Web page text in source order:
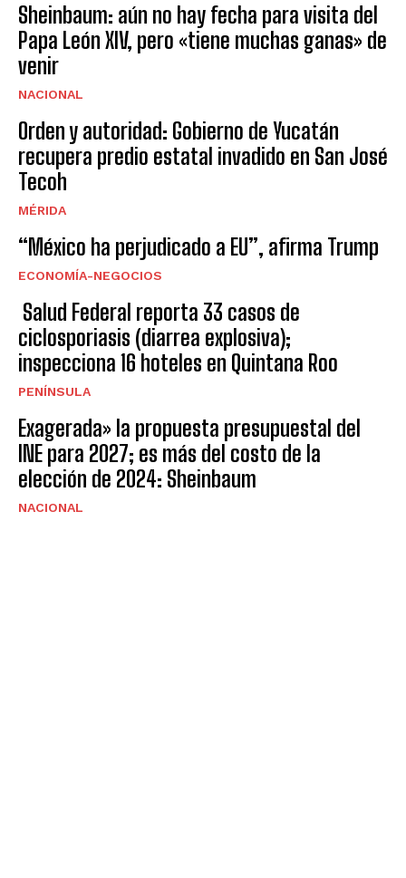
Sheinbaum: aún no hay fecha para visita del
Papa León XIV, pero «tiene muchas ganas» de
venir
NACIONAL
Orden y autoridad: Gobierno de Yucatán
recupera predio estatal invadido en San José
Tecoh
MÉRIDA
“México ha perjudicado a EU”, afirma Trump
ECONOMÍA-NEGOCIOS
Salud Federal reporta 33 casos de
ciclosporiasis (diarrea explosiva);
inspecciona 16 hoteles en Quintana Roo
PENÍNSULA
Exagerada» la propuesta presupuestal del
INE para 2027; es más del costo de la
elección de 2024: Sheinbaum
NACIONAL